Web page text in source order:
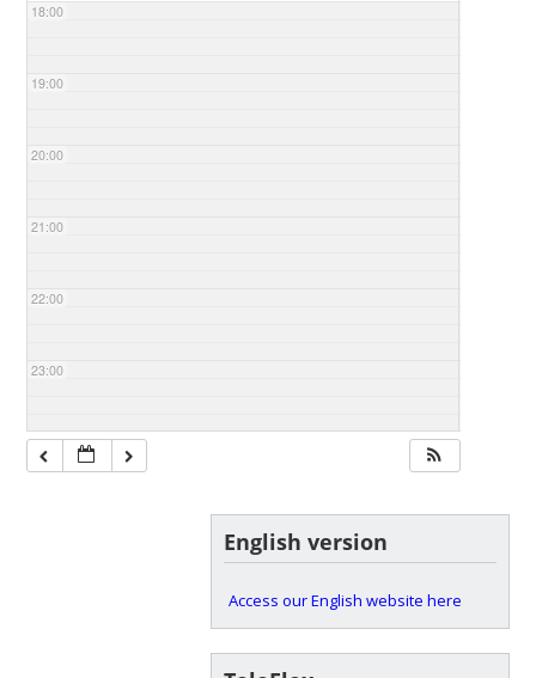
18:00
19:00
20:00
21:00
22:00
23:00
English version
Access our English website here